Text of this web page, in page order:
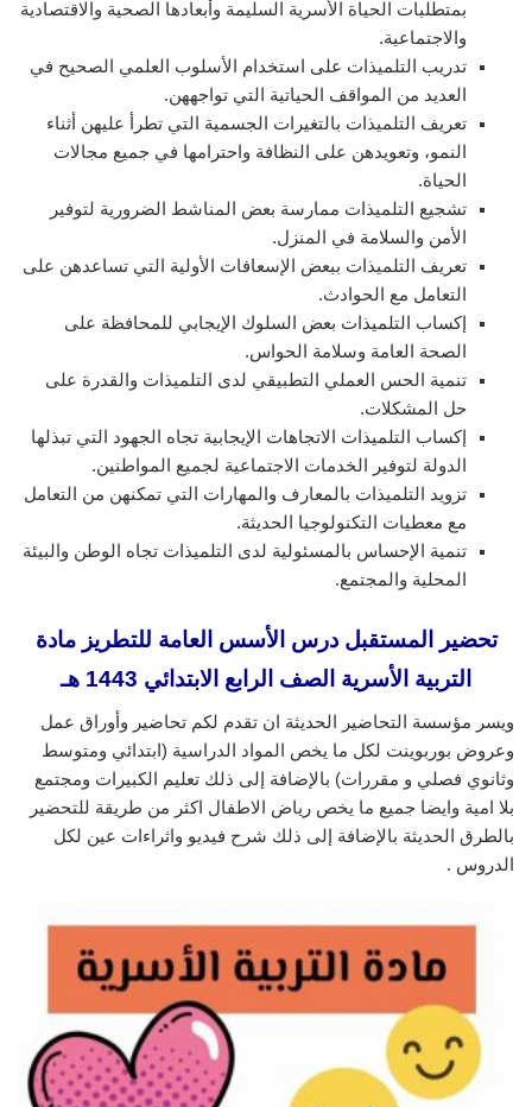
بمتطلبات الحياة الأسرية السليمة وأبعادها الصحية والاقتصادية
والاجتماعية.
تدريب التلميذات على استخدام الأسلوب العلمي الصحيح في
العديد من المواقف الحياتية التي تواجههن.
تعريف التلميذات بالتغيرات الجسمية التي تطرأ عليهن أثناء
النمو، وتعويدهن على النظافة واحترامها في جميع مجالات
الحياة.
تشجيع التلميذات ممارسة بعض المناشط الضرورية لتوفير
الأمن والسلامة في المنزل.
تعريف التلميذات ببعض الإسعافات الأولية التي تساعدهن على
التعامل مع الحوادث.
إكساب التلميذات بعض السلوك الإيجابي للمحافظة على
الصحة العامة وسلامة الحواس.
تنمية الحس العملي التطبيقي لدى التلميذات والقدرة على
حل المشكلات.
إكساب التلميذات الاتجاهات الإيجابية تجاه الجهود التي تبذلها
الدولة لتوفير الخدمات الاجتماعية لجميع المواطنين.
تزويد التلميذات بالمعارف والمهارات التي تمكنهن من التعامل
مع معطيات التكنولوجيا الحديثة.
تنمية الإحساس بالمسئولية لدى التلميذات تجاه الوطن والبيئة
المحلية والمجتمع.
تحضير المستقبل درس الأسس العامة للتطريز مادة
التربية الأسرية الصف الرابع الابتدائي 1443 هـ
ويسر مؤسسة التحاضير الحديثة ان تقدم لكم تحاضير وأوراق عمل
وعروض بوربوينت لكل ما يخص المواد الدراسية (ابتدائي ومتوسط
وثانوي فصلي و مقررات) بالإضافة إلى ذلك تعليم الكبيرات ومجتمع
بلا امية وايضا جميع ما يخص رياض الاطفال اكثر من طريقة للتحضير
بالطرق الحديثة بالإضافة إلى ذلك شرح فيديو واثراءات عين لكل
الدروس .